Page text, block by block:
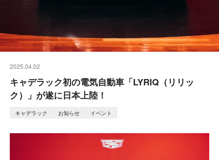
2025.04.02
キャデラック初の電気自動車「LYRIQ（リリッ
ク）」が遂に日本上陸！
キャデラック お知らせ イベント